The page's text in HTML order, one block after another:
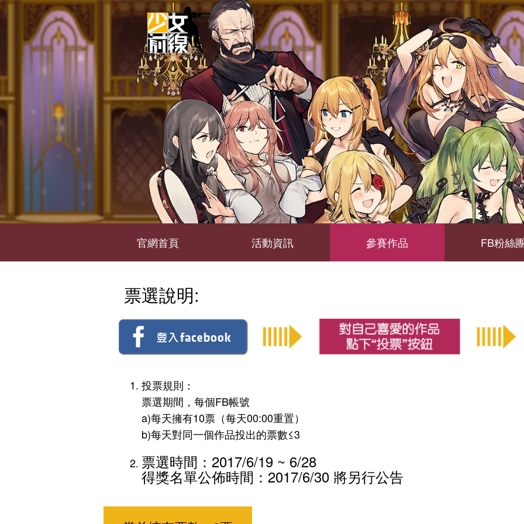
官網首頁 活動資訊 參賽作品 FB粉絲
票選說明:
投票規則：
票選期間，每個FB帳號
a)每天擁有10票（每天00:00重置）
b)每天對同一個作品投出的票數≤3
票選時間：2017/6/19 ~ 6/28
得獎名單公佈時間：2017/6/30 將另行公告